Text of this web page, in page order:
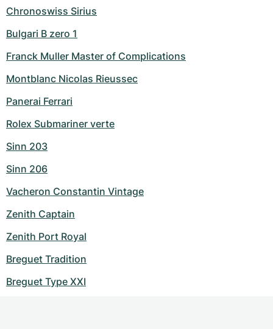
Chronoswiss Sirius
Bulgari B zero 1
Franck Muller Master of Complications
Montblanc Nicolas Rieussec
Panerai Ferrari
Rolex Submariner verte
Sinn 203
Sinn 206
Vacheron Constantin Vintage
Zenith Captain
Zenith Port Royal
Breguet Tradition
Breguet Type XXI